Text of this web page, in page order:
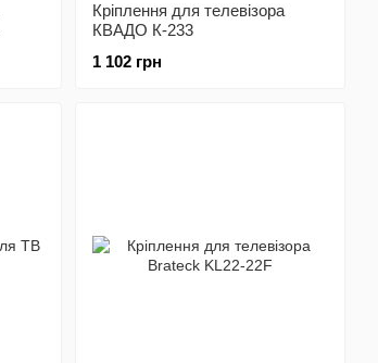
Кріплення для телевізора
КВАДО К-233
1 102 грн